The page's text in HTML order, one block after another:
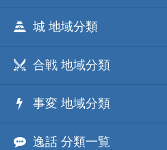
城 地域分類
合戦 地域分類
事変 地域分類
逸話 分類一覧